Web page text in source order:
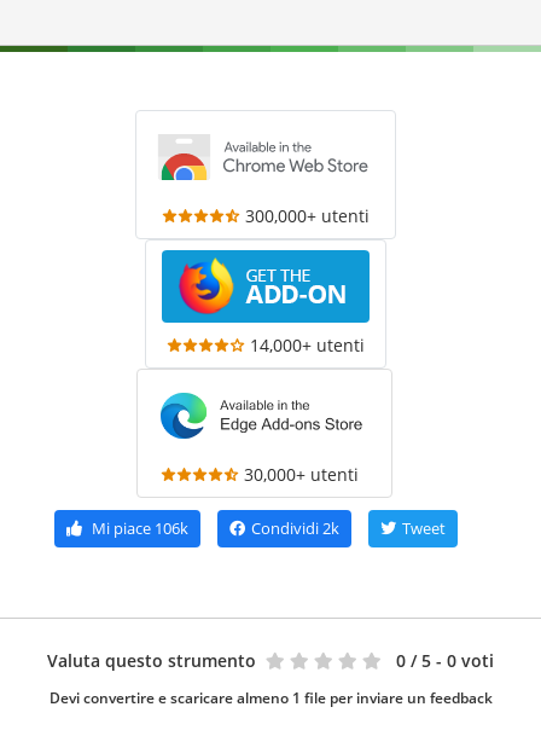
300,000+ utenti
14,000+ utenti
30,000+ utenti
Mi piace 106k Condividi2k Tweet
Valuta questo strumento 0 / 5 - 0 voti
Devi convertire e scaricare almeno 1 file per inviare un feedback